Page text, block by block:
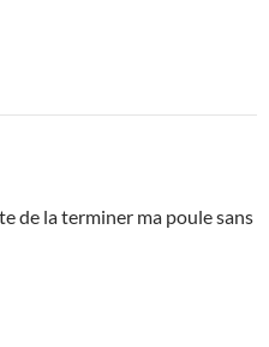
de la terminer ma poule sans